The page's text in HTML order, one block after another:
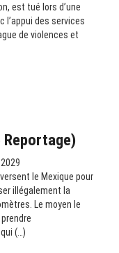
est tué lors d’une
l’appui des services
de violences et
Reportage)
le Mexique pour
illégalement la
Le moyen le
(…)